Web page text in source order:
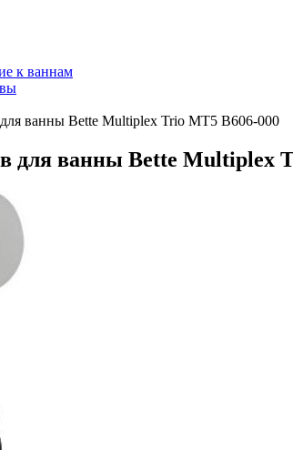
к ваннам
ванны Bette Multiplex Trio MT5 B606-000
для ванны Bette Multiplex